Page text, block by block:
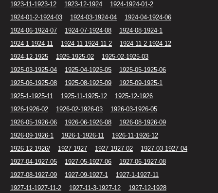
1923-11-1923-12
1923-12-1924
1924-1924-01-2
1924-01-2-1924-03
1924-03-1924-04
1924-04-1924-06
1924-06-1924-07
1924-07-1924-08
1924-08-1924-1
1924-1-1924-11
1924-11-1924-11-2
1924-11-2-1924-12
1924-12-1925
1925-1925-02
1925-02-1925-03
1925-03-1925-04
1925-04-1925-05
1925-05-1925-06
1925-06-1925-08
1925-08-1925-09
1925-09-1925-1
1925-1-1925-11
1925-11-1925-12
1925-12-1926
1926-1926-02
1926-02-1926-03
1926-03-1926-05
1926-05-1926-06
1926-06-1926-08
1926-08-1926-09
1926-09-1926-1
1926-1-1926-11
1926-11-1926-12
1926-12-1926/
1927-1927 1927-1927-02
1927-03-1927-04
1927-04-1927-05
1927-05-1927-06
1927-06-1927-08
1927-08-1927-09
1927-09-1927-1
1927-1-1927-11
1927-11-1927-11-2
1927-11-3-1927-12 1927-12-1928